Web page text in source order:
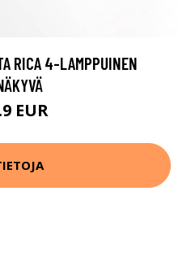
RICA 4-LAMPPUINEN
EUR